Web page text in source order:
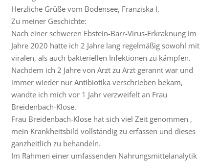
Herzliche Grüße vom Bodensee, Franziska I.
Zu meiner Geschichte:
Nach einer schweren Ebstein-Barr-Virus-Erkraknung im
Jahre 2020 hatte ich 2 Jahre lang regelmäßig sowohl mit
viralen, als auch bakteriellen Infektionen zu kämpfen.
Nachdem ich 2 Jahre von Arzt zu Arzt gerannt war und
immer wieder nur Antibiotika verschrieben bekam,
wandte ich mich vor 1 Jahr verzweifelt an Frau
Breidenbach-Klose.
Frau Breidenbach-Klose hat sich viel Zeit genommen ,
mein Krankheitsbild vollständig zu erfassen und dieses
ganzheitlich zu behandeln.
Im Rahmen einer umfassenden Nahrungsmittelanalytik